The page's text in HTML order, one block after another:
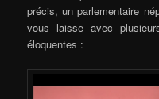
précis, un parlementaire
vous laisse avec
éloquentes :